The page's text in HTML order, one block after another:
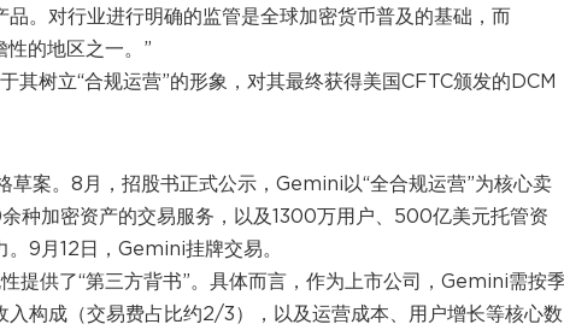
。对行业进行明确的监管是全球加密货币普及的基础，而
的地区之一。”
其树立“合规运营”的形象，对其最终获得美国CFTC颁发的DCM
案。8月，招股书正式公示，Gemini以“全合规运营”为核心卖
种加密资产的交易服务，以及1300万用户、500亿美元托管资
9月12日，Gemini挂牌交易。
提供了“第三方背书”。具体而言，作为上市公司，Gemini需按
构成（交易费占比约2/3），以及运营成本、用户增长等核心数